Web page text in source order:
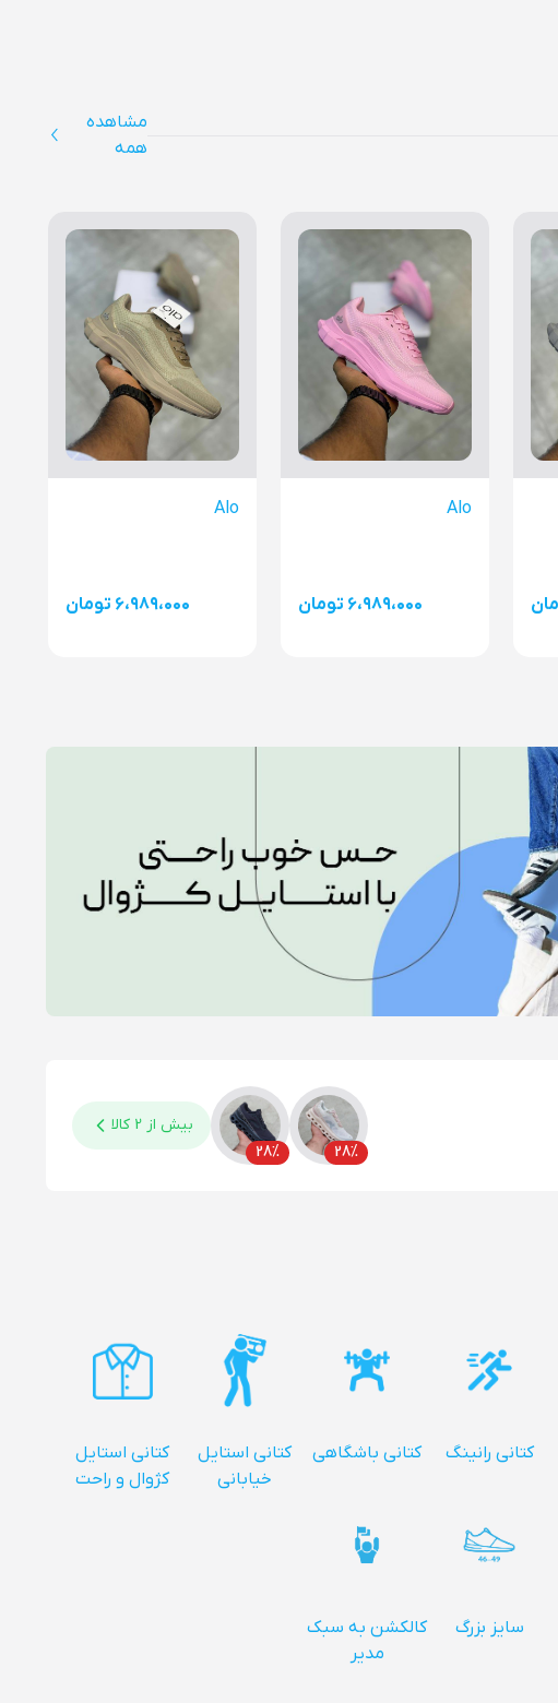
مشاهده
همه
Alo
۶،۹۸۹،۰۰۰ تومان
Alo
۶،۹۸۹،۰۰۰ تومان
28%
28%
بیش از 2 کالا
کتانی رانینگ کتانی باشگاهی
کتانی استایل
خیابانی
کتانی استایل
کژوال و راحت
سایز بزرگ
کالکشن به سبک
مدیر